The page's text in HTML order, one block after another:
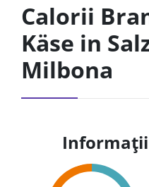
Calorii
Käse in
Milbona